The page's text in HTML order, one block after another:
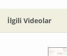
İlgili Videolar